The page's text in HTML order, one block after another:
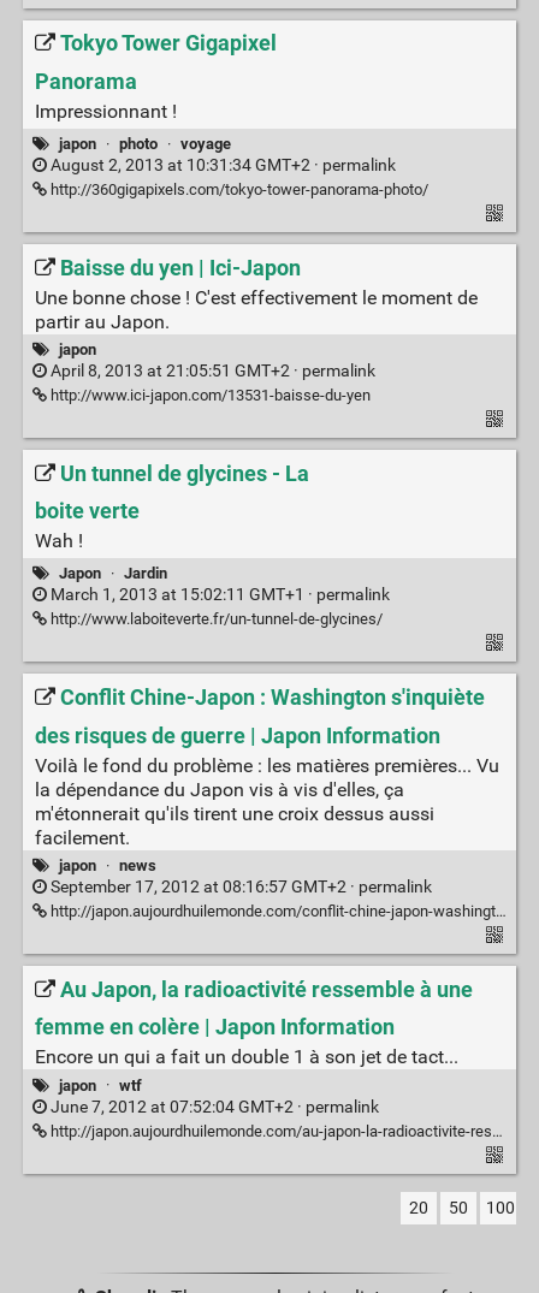
Tokyo Tower Gigapixel
Panorama
Impressionnant !
japon · photo · voyage
August 2, 2013 at 10:31:34 GMT+2 · permalink
http://360gigapixels.com/tokyo-tower-panorama-photo/
Baisse du yen | Ici-Japon
Une bonne chose ! C'est effectivement le moment de
partir au Japon.
japon
April 8, 2013 at 21:05:51 GMT+2 · permalink
http://www.ici-japon.com/13531-baisse-du-yen
Un tunnel de glycines - La
boite verte
Wah !
Japon · Jardin
March 1, 2013 at 15:02:11 GMT+1 · permalink
http://www.laboiteverte.fr/un-tunnel-de-glycines/
Conflit Chine-Japon : Washington s'inquiète
des risques de guerre | Japon Information
Voilà le fond du problème : les matières premières... Vu
la dépendance du Japon vis à vis d'elles, ça
m'étonnerait qu'ils tirent une croix dessus aussi
facilement.
japon · news
September 17, 2012 at 08:16:57 GMT+2 · permalink
http://japon.aujourdhuilemonde.com/conflit-chine-japon-washington-sinquiete-des-risques-de-guerre-0
Au Japon, la radioactivité ressemble à une
femme en colère | Japon Information
Encore un qui a fait un double 1 à son jet de tact...
japon · wtf
June 7, 2012 at 07:52:04 GMT+2 · permalink
http://japon.aujourdhuilemonde.com/au-japon-la-radioactivite-ressemble-une-femme-en-colere
20 50 100